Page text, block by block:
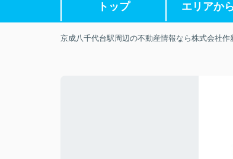
トップ エリアか
京成八千代台駅周辺の不動産情報なら株式会社作